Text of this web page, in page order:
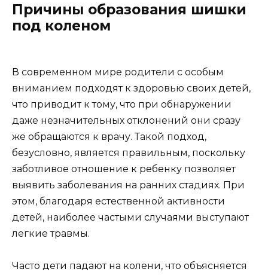
Причины образования шишки
под коленом
В современном мире родители с особым
вниманием подходят к здоровью своих детей,
что приводит к тому, что при обнаружении
даже незначительных отклонений они сразу
же обращаются к врачу. Такой подход,
безусловно, является правильным, поскольку
заботливое отношение к ребенку позволяет
выявить заболевания на ранних стадиях. При
этом, благодаря естественной активности
детей, наиболее частыми случаями выступают
легкие травмы.
Часто дети падают на колени, что объясняется